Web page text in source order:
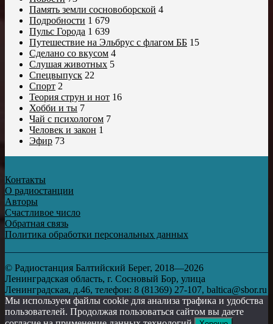
Память земли сосновоборской 4
Подробности 1 679
Пульс Города 1 639
Путешествие на Эльбрус с флагом ББ 15
Сделано со вкусом 4
Слушая животных 5
Спецвыпуск 22
Спорт 2
Теория струн и нот 16
Хобби и ты 7
Чай с психологом 7
Человек и закон 1
Эфир 73
Контакты
О радиостанции
Авторы
Счастливое число
Обратная связь
Политика обработки персональных данных
© Радиостанция Балтийский Берег, 2018—2026
Ленинградская область, г. Сосновый Бор, улица
Ленинградская, д.46, телефон: 8 (81369) 27-107, baltica@sbor.ru
Мы используем файлы cookie для анализа трафика и удобства
пользователей. Продолжая пользоваться сайтом вы даете